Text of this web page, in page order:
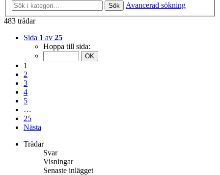
Sök
Avancerad sökning
483 trådar
Sida 1 av 25
Hoppa till sida:
1
2
3
4
5
…
25
Nästa
Trådar
Svar
Visningar
Senaste inlägget